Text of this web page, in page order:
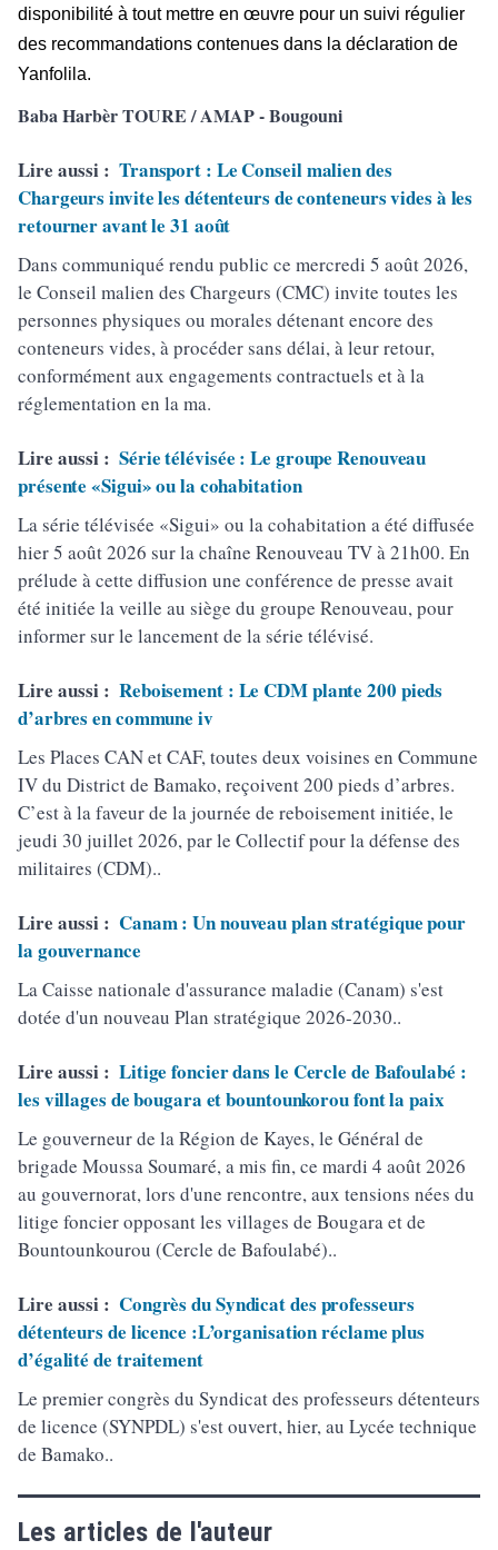
disponibilité à tout mettre en œuvre pour un suivi régulier
des recommandations contenues dans la déclaration de
Yanfolila.
Baba Harbèr TOURE / AMAP - Bougouni
Lire aussi : Transport : Le Conseil malien des
Chargeurs invite les détenteurs de conteneurs vides à les
retourner avant le 31 août
Dans communiqué rendu public ce mercredi 5 août 2026,
le Conseil malien des Chargeurs (CMC) invite toutes les
personnes physiques ou morales détenant encore des
conteneurs vides, à procéder sans délai, à leur retour,
conformément aux engagements contractuels et à la
réglementation en la ma.
Lire aussi : Série télévisée : Le groupe Renouveau
présente «Sigui» ou la cohabitation
La série télévisée «Sigui» ou la cohabitation a été diffusée
hier 5 août 2026 sur la chaîne Renouveau TV à 21h00. En
prélude à cette diffusion une conférence de presse avait
été initiée la veille au siège du groupe Renouveau, pour
informer sur le lancement de la série télévisé.
Lire aussi : Reboisement : Le CDM plante 200 pieds
d’arbres en commune iv
Les Places CAN et CAF, toutes deux voisines en Commune
IV du District de Bamako, reçoivent 200 pieds d’arbres.
C’est à la faveur de la journée de reboisement initiée, le
jeudi 30 juillet 2026, par le Collectif pour la défense des
militaires (CDM)..
Lire aussi : Canam : Un nouveau plan stratégique pour
la gouvernance
La Caisse nationale d'assurance maladie (Canam) s'est
dotée d'un nouveau Plan stratégique 2026-2030..
Lire aussi : Litige foncier dans le Cercle de Bafoulabé :
les villages de bougara et bountounkorou font la paix
Le gouverneur de la Région de Kayes, le Général de
brigade Moussa Soumaré, a mis fin, ce mardi 4 août 2026
au gouvernorat, lors d'une rencontre, aux tensions nées du
litige foncier opposant les villages de Bougara et de
Bountounkourou (Cercle de Bafoulabé)..
Lire aussi : Congrès du Syndicat des professeurs
détenteurs de licence :L’organisation réclame plus
d’égalité de traitement
Le premier congrès du Syndicat des professeurs détenteurs
de licence (SYNPDL) s'est ouvert, hier, au Lycée technique
de Bamako..
Les articles de l'auteur